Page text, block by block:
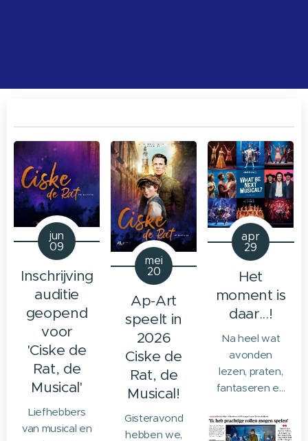
jun
09
Inschrijving
auditie
geopend
voor
'Ciske de
Rat, de
Musical'
Liefhebbers
van musical en
mei
20
Ap-Art
speelt in
2026
Ciske de
Rat, de
Musical!
Gisteravond
hebben we,
apr
29
Het
moment is
daar...!
Na heel wat
avonden
lezen, praten,
fantaseren en
naar de
mogelijkheden